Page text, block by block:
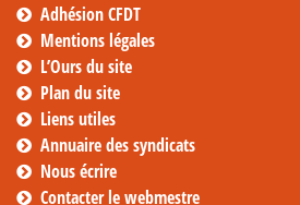
Adhésion CFDT
Mentions légales
L’Ours du site
Plan du site
Liens utiles
Annuaire des syndicats
Nous écrire
Contacter le webmestre